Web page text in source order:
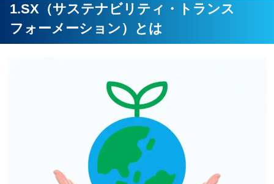
1.SX（サステナビリティ・トランス
フォーメーション）とは